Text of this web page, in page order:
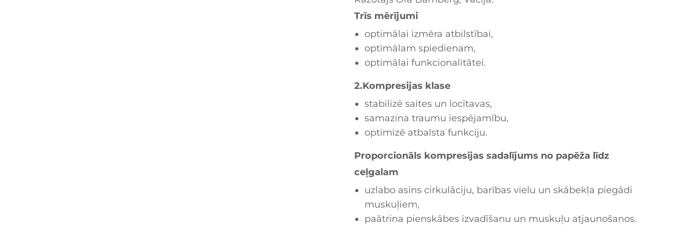
Trīs mērījumi
optimālai izmēra atbilstībai,
optimālam spiedienam,
optimālai funkcionalitātei.
2.Kompresijas klase
stabilizē saites un locītavas,
samazina traumu iespējamību,
optimizē atbalsta funkciju.
Proporcionāls kompresijas sadalījums no papēža līdz
ceļgalam
uzlabo asins cirkulāciju, barības vielu un skābekļa piegādi
muskuļiem,
paātrina pienskābes izvadīšanu un muskuļu atjaunošanos.